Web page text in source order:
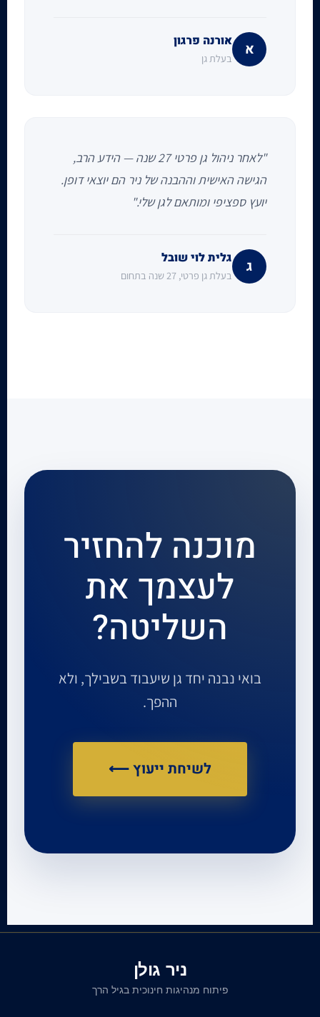
א אורנה פרגון
בעלת גן
"לאחר ניהול גן פרטי 27 שנה — הידע הרב,
הגישה האישית וההבנה של ניר הם יוצאי דופן.
יועץ ספציפי ומותאם לגן שלי."
ג גלית לוי שובל
בעלת גן פרטי, 27 שנה בתחום
מוכנה להחזיר
לעצמך את
השליטה?
בואי נבנה יחד גן שיעבוד בשבילך, ולא
ההפך.
לשיחת ייעוץ ⟵
ניר גולן
פיתוח מנהיגות חינוכית בגיל הרך